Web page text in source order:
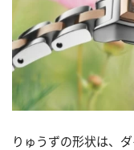
りゅうずの形状は、